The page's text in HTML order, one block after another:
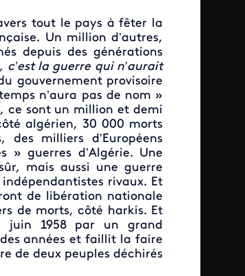
tout le pays à fêter la
Un million d’autres,
depuis des générations
c’est la guerre qui n’aurait
gouvernement provisoire
n’aura pas de nom »
ce sont un million et demi
algérien, 30 000 morts
milliers d’Européens
» guerres d’Algérie. Une
mais aussi une guerre
rivaux. Et
de libération nationale
de morts, côté harkis. Et
juin 1958 par un grand
années et faillit la faire
de deux peuples déchirés